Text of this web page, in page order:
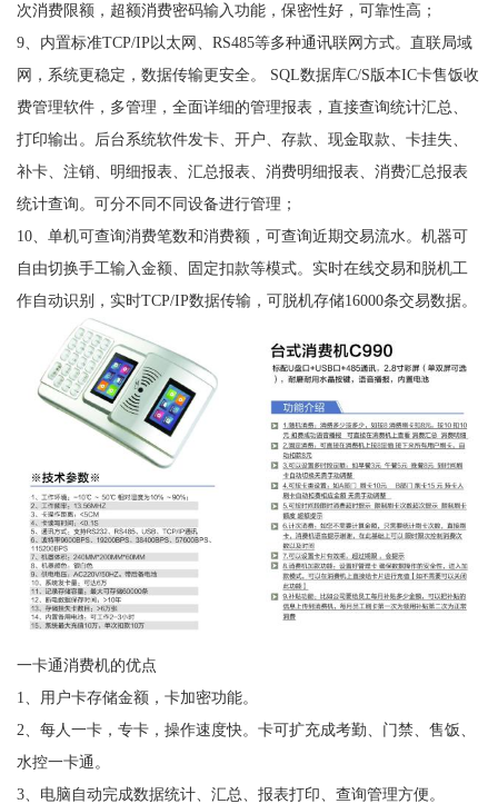
次消费限额，超额消费密码输入功能，保密性好，可靠性高；
9、内置标准TCP/IP以太网、RS485等多种通讯联网方式。直联局域
网，系统更稳定，数据传输更安全。 SQL数据库C/S版本IC卡售饭收
费管理软件，多管理，全面详细的管理报表，直接查询统计汇总、
打印输出。后台系统软件发卡、开户、存款、现金取款、卡挂失、
补卡、注销、明细报表、汇总报表、消费明细报表、消费汇总报表
统计查询。可分不同不同设备进行管理；
10、单机可查询消费笔数和消费额，可查询近期交易流水。机器可
自由切换手工输入金额、固定扣款等模式。实时在线交易和脱机工
作自动识别，实时TCP/IP数据传输，可脱机存储16000条交易数据。
一卡通消费机的优点
1、用户卡存储金额，卡加密功能。
2、每人一卡，专卡，操作速度快。卡可扩充成考勤、门禁、售饭、
水控一卡通。
3、电脑自动完成数据统计、汇总、报表打印、查询管理方便。